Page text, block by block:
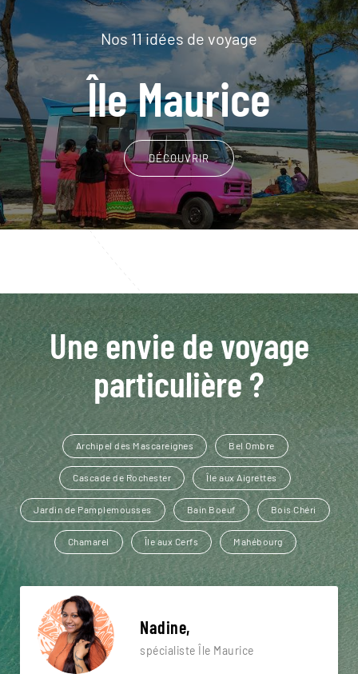
Nos 11 idées de voyage
Île Maurice
DÉCOUVRIR
Une envie de voyage
particulière ?
Archipel des Mascareignes Bel Ombre
Cascade de Rochester Île aux Aigrettes
Jardin de Pamplemousses Bain Boeuf Bois Chéri
Chamarel Île aux Cerfs Mahébourg
Nadine,
spécialiste Île Maurice